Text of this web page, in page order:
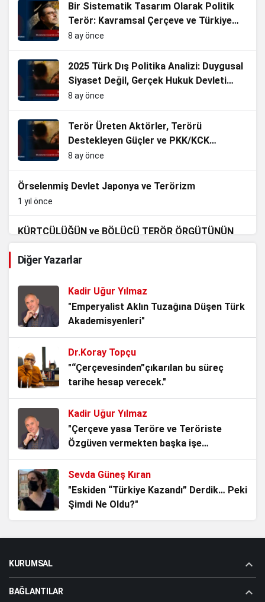
Bir Sistematik Tasarım Olarak Politik
Terör: Kavramsal Çerçeve ve Türkiye
Analizi
8 ay önce
2025 Türk Dış Politika Analizi: Duygusal
Siyaset Değil, Gerçek Hukuk Devleti
Olmalıyız.
8 ay önce
Terör Üreten Aktörler, Terörü
Destekleyen Güçler ve PKK/KCK
terörünün Siyasallaşması
8 ay önce
Örselenmiş Devlet Japonya ve Terörizm
1 yıl önce
KÜRTÇÜLÜĞÜN ve BÖLÜCÜ TERÖR ÖRGÜTÜNÜN
1 yıl önce
TERÖRİZM VE UYUŞTURUCU
1 yıl önce
GÜVENLİK VE TERÖRİZM BAĞLAMINDA SIĞINMACI
POLİTİKASININ TÜRKİYE’YE OLASI ETKİLERİ
2 yıl önce
Ardındaki Güçler
2 yıl önce
2 yıl önce
BÖLGESEL ÇATIŞMALAR ve TÜRKİYE
Diğer Yazarlar
Kadir Uğur Yılmaz
"Emperyalist Aklın Tuzağına Düşen Türk
Akademisyenleri"
Dr.Koray Topçu
"“Çerçevesinden”çıkarılan bu süreç
tarihe hesap verecek."
Kadir Uğur Yılmaz
"Çerçeve yasa Teröre ve Teröriste
Özgüven vermekten başka işe
YARAMAZ!"
Sevda Güneş Kıran
"Eskiden “Türkiye Kazandı” Derdik… Peki
Şimdi Ne Oldu?"
Aziz Dolu (Atabey)
KURUMSAL
BAĞLANTILAR